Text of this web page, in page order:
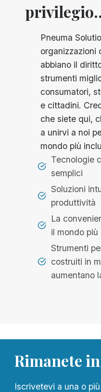
Pneuma
organizzazioni
abbiano il
strumenti
consumatori,
e cittadini.
che siete qui,
a unirvi a noi
mondo più
Tecnologie
semplici
Soluzioni
produttività
La
il mondo
Strumenti
costruiti in
aumentano
Rimanete
Iscrivetevi a una o